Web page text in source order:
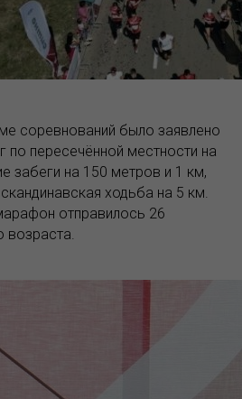
соревнований было заявлено
по пересечённой местности на
забеги на 150 метров и 1 км,
ходьба на 5 км.
отправилось 26
возраста.